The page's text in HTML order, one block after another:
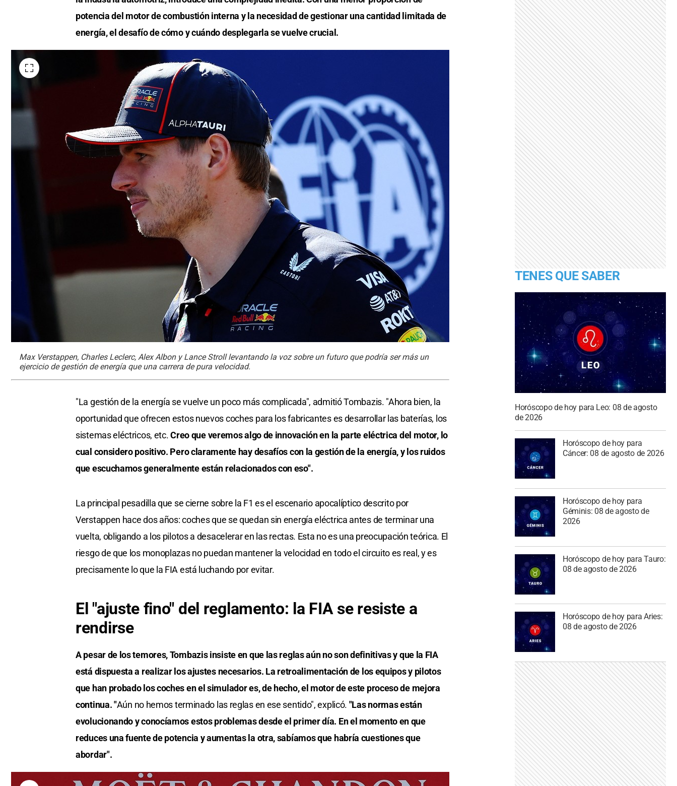
potencia del motor de combustión interna y la necesidad de gestionar una cantidad limitada de
energía, el desafío de cómo y cuándo desplegarla se vuelve crucial.
Max Verstappen, Charles Leclerc, Alex Albon y Lance Stroll levantando la voz sobre un futuro que podría ser más un
ejercicio de gestión de energía que una carrera de pura velocidad.
"La gestión de la energía se vuelve un poco más complicada", admitió Tombazis. "Ahora bien, la
oportunidad que ofrecen estos nuevos coches para los fabricantes es desarrollar las baterías, los
sistemas eléctricos, etc.Creo que veremos algo de innovación en la parte eléctrica del motor, lo
cual considero positivo. Pero claramente hay desafíos con la gestión de la energía, y los ruidos
que escuchamos generalmente están relacionados con eso".
La principal pesadilla que se cierne sobre la F1 es el escenario apocalíptico descrito por
Verstappen hace dos años: coches que se quedan sin energía eléctrica antes de terminar una
vuelta, obligando a los pilotos a desacelerar en las rectas. Esta no es una preocupación teórica. El
riesgo de que los monoplazas no puedan mantener la velocidad en todo el circuito es real, y es
precisamente lo que la FIA está luchando por evitar.
El "ajuste fino" del reglamento: la FIA se resiste a
rendirse
A pesar de los temores, Tombazis insiste en que las reglas aún no son definitivas y que la FIA
está dispuesta a realizar los ajustes necesarios. La retroalimentación de los equipos y pilotos
que han probado los coches en el simulador es, de hecho, el motor de este proceso de mejora
continua. "Aún no hemos terminado las reglas en ese sentido", explicó. "Las normas están
evolucionando y conocíamos estos problemas desde el primer día. En el momento en que
reduces una fuente de potencia y aumentas la otra, sabíamos que habría cuestiones que
abordar".
TENES QUE SABER
Horóscopo de hoy para Leo: 08 de agosto
de 2026
Horóscopo de hoy para
Cáncer: 08 de agosto de 2026
Horóscopo de hoy para
Géminis: 08 de agosto de
2026
Horóscopo de hoy para Tauro:
08 de agosto de 2026
Horóscopo de hoy para Aries:
08 de agosto de 2026